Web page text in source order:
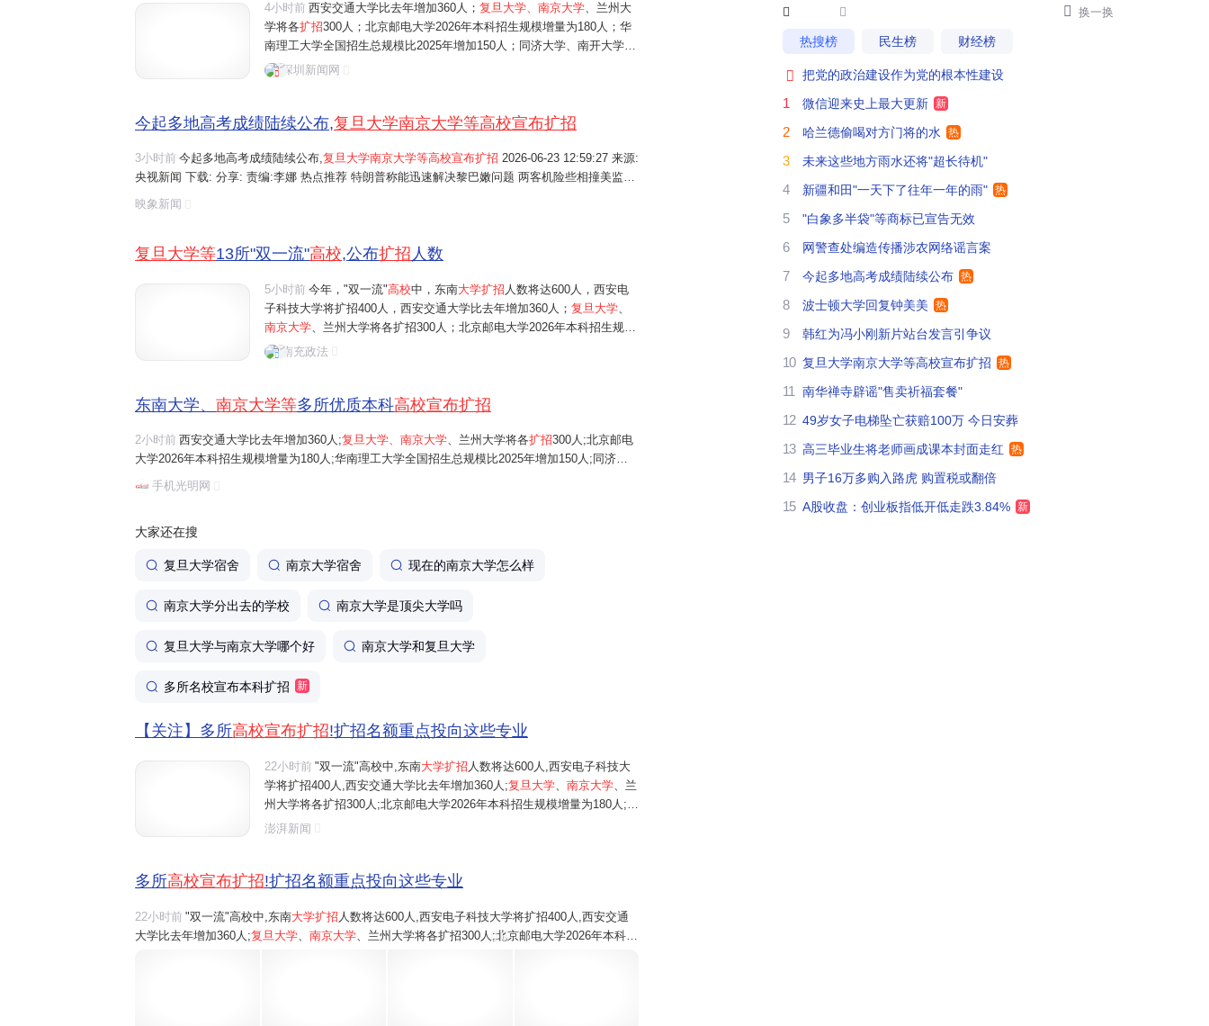
48
产业扩张啊，又有一部分"沉睡"资金被召唤出来。
千万别去武汉大学
愿每个孩子被合适学校录取
我想到了我们那时候扩招。新一次的轮回
32
努力赚钱，从高校开始！
武大法学别扩招就可以了
7
高考生今晚注定无眠
138
都是为外卖和快递行业培养人才。
5
南京大学是江苏的吗？？？
后面还会继续扩招，因为学生后面只会越来越少。
   换一换
热搜榜 民生榜 财经榜
 把党的政治建设作为党的根本性建设
1 微信迎来史上最大更新 新
2 哈兰德偷喝对方门将的水 热
3 未来这些地方雨水还将"超长待机"
4 新疆和田"一天下了往年一年的雨" 热
5 "白象多半袋"等商标已宣告无效
6 网警查处编造传播涉农网络谣言案
7 今起多地高考成绩陆续公布 热
8 波士顿大学回复钟美美 热
9 韩红为冯小刚新片站台发言引争议
10 复旦大学南京大学等高校宣布扩招 热
11 南华禅寺辟谣"售卖祈福套餐"
12 49岁女子电梯坠亡获赔100万 今日安葬
13 高三毕业生将老师画成课本封面走红 热
14 男子16万多购入路虎 购置税或翻倍
15 A股收盘：创业板指低开低走跌3.84% 新
4小时前 西安交通大学比去年增加360人； 复旦大学、南京大学、兰州大
学将各扩招300人；北京邮电大学2026年本科招生规模增量为180人；华
南理工大学全国招生总规模比2025年增加150人；同济大学、南开大学、
山东大学、中央财经大学、中国矿业大学（北京）等高校，2026年均新
深圳新闻网
今起多地高考成绩陆续公布,复旦大学南京大学等高校宣布扩招
3小时前 今起多地高考成绩陆续公布,复旦大学南京大学等高校宣布扩招 2026-06-23 12:59:27 来源:
央视新闻 下载: 分享: 责编:李娜 热点推荐 特朗普称能迅速解决黎巴嫩问题 两客机险些相撞美监管
部门启动调查 金价冲击5200美元难度大增,美银,德银,大摩等五大投行集体转向? 南方强降雨"梅完
映象新闻
复旦大学等13所"双一流"高校,公布扩招 人数
5小时前 今年，"双一流"高校中，东南大学扩招 人数将达600人，西安电
子科技大学将扩招400人，西安交通大学比去年增加360人； 复旦大学
南京大学 、兰州大学将各扩招300人；北京邮电大学2026年本科招生规模
增量为180人；华南理工大学全国招生总规模比2025年增加150人；同济
南充政法
东南大学、 南京大学等多所优质本科高校宣布扩招
2小时前 西安交通大学比去年增加360人;复旦大学、南京大学、兰州大学将各扩招300人;北京邮电
大学2026年本科招生规模增量为180人;华南理工大学全国招生总规模比2025年增加150人;同济大
学、南开大学、山东大学、中央财经大学、中国矿业大学(北京)等高校,2026年均新增100个招生名
手机光明网
大家还在搜
复旦大学宿舍 南京大学宿舍 现在的南京大学怎么样
南京大学分出去的学校 南京大学是顶尖大学吗
复旦大学与南京大学哪个好 南京大学和复旦大学
多所名校宣布本科扩招 新
【关注】多所高校宣布扩招!扩招名额重点投向这些专业
22小时前 "双一流"高校中,东南大学扩招 人数将达600人,西安电子科技大
学将扩招400人,西安交通大学比去年增加360人;复旦大学 南京大学 、兰
州大学将各扩招300人;北京邮电大学2026年本科招生规模增量为180人;华
南理工大学全国招生总规模比2025年增加150人;同济大学、南开大学、
澎湃新闻
多所高校宣布扩招!扩招名额重点投向这些专业
22小时前 "双一流"高校中,东南大学扩招 人数将达600人,西安电子科技大学将扩招400人,西安交通
大学比去年增加360人;复旦大学 南京大学 、兰州大学将各扩招300人;北京邮电大学2026年本科招
6